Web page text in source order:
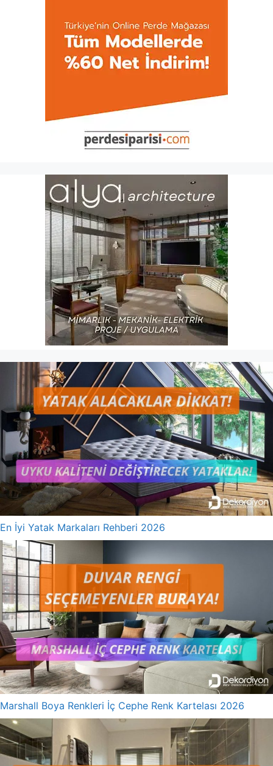
En İyi Yatak Markaları Rehberi 2026
Marshall Boya Renkleri İç Cephe Renk Kartelası 2026